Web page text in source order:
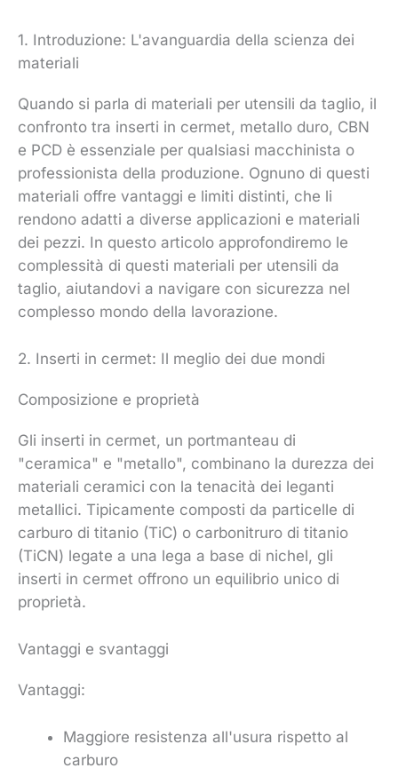
1. Introduzione: L'avanguardia della scienza dei
materiali
Quando si parla di materiali per utensili da taglio, il
confronto tra inserti in cermet, metallo duro, CBN
e PCD è essenziale per qualsiasi macchinista o
professionista della produzione. Ognuno di questi
materiali offre vantaggi e limiti distinti, che li
rendono adatti a diverse applicazioni e materiali
dei pezzi. In questo articolo approfondiremo le
complessità di questi materiali per utensili da
taglio, aiutandovi a navigare con sicurezza nel
complesso mondo della lavorazione.
2. Inserti in cermet: Il meglio dei due mondi
Composizione e proprietà
Gli inserti in cermet, un portmanteau di
"ceramica" e "metallo", combinano la durezza dei
materiali ceramici con la tenacità dei leganti
metallici. Tipicamente composti da particelle di
carburo di titanio (TiC) o carbonitruro di titanio
(TiCN) legate a una lega a base di nichel, gli
inserti in cermet offrono un equilibrio unico di
proprietà.
Vantaggi e svantaggi
Vantaggi:
Maggiore resistenza all'usura rispetto al
carburo